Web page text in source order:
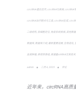
circRNA-蛋白互作 circRNA与疾病 circRNA
circRNA治疗靶点与工具 circRNA生成
二级结构 亚细胞定位 免疫系统疾病 其他数
数据库 数据库介绍, 最新重要进展 生物进化
血液肿瘤 表观转录组 高通量shRNA文库技术
admin 二月 6, 2025 评论
近年来，circRNA高质